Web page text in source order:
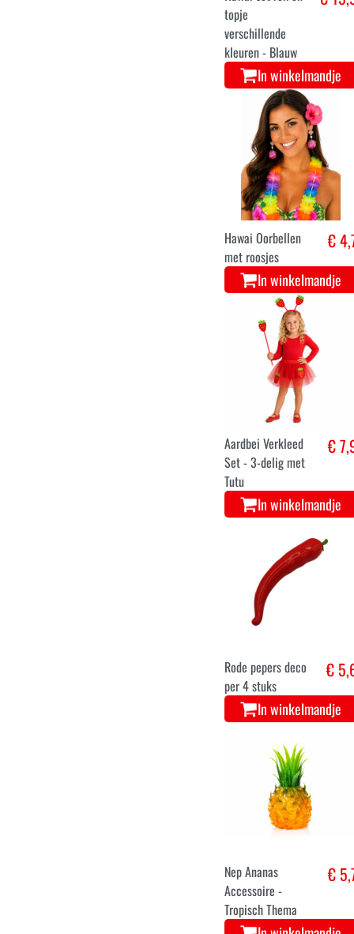
38
40
42
Hawai set rok en
verschillende
kleuren - Blauw
€
In winkelmandje
Hawai Oorbellen
met roosjes
In winkelmandje
Aardbei Verkleed
Set - 3-delig met
Rode pepers deco
per 4 stuks